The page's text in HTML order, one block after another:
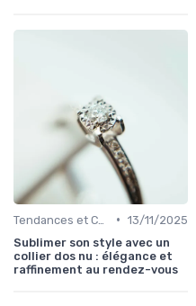
• 13/11/2025
Sublimer son style avec un
collier dos nu : élégance et
raffinement au rendez-vous